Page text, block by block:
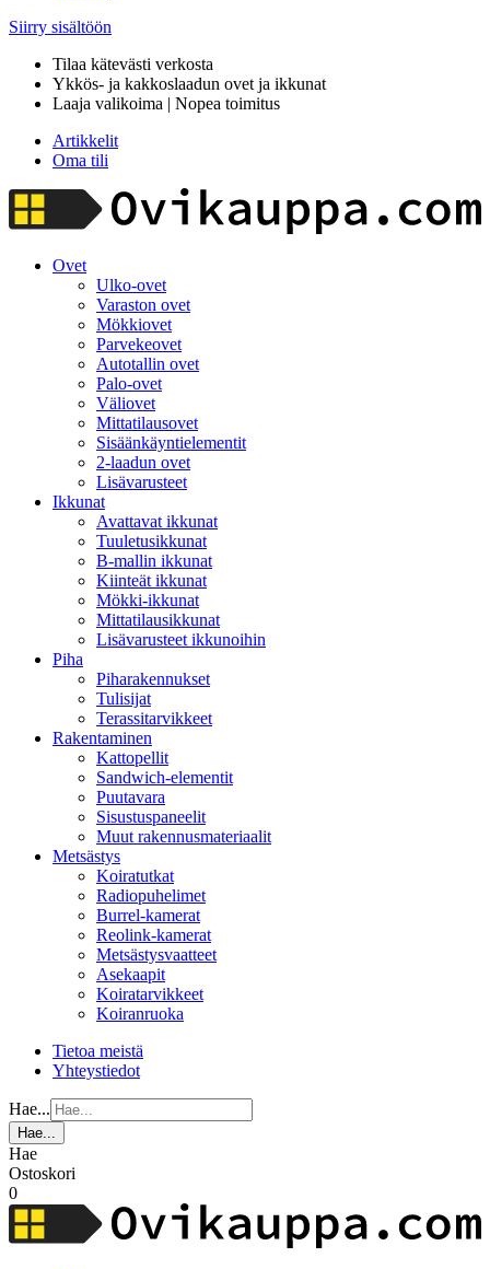
Siirry sisältöön
Tilaa kätevästi verkosta
Ykkös- ja kakkoslaadun ovet ja ikkunat
Laaja valikoima | Nopea toimitus
Artikkelit
Oma tili
Ovet
Ulko-ovet
Varaston ovet
Mökkiovet
Parvekeovet
Autotallin ovet
Palo-ovet
Väliovet
Mittatilausovet
Sisäänkäyntielementit
2-laadun ovet
Lisävarusteet
Ikkunat
Avattavat ikkunat
Tuuletusikkunat
B-mallin ikkunat
Kiinteät ikkunat
Mökki-ikkunat
Mittatilausikkunat
Lisävarusteet ikkunoihin
Piha
Piharakennukset
Tulisijat
Terassitarvikkeet
Rakentaminen
Kattopellit
Sandwich-elementit
Puutavara
Sisustuspaneelit
Muut rakennusmateriaalit
Metsästys
Koiratutkat
Radiopuhelimet
Burrel-kamerat
Reolink-kamerat
Metsästysvaatteet
Asekaapit
Koiratarvikkeet
Koiranruoka
Tietoa meistä
Yhteystiedot
Hae...
Hae...
Hae
Ostoskori
0